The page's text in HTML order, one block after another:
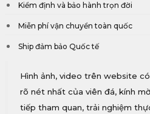
Kiểm định và bảo hành trọn đời
Miễn phí vận chuyển toàn quốc
Ship đảm bảo Quốc tế
Hình ảnh, video trên website
rõ nét nhất của viên đá, kính
tiếp tham quan, trải nghiệm